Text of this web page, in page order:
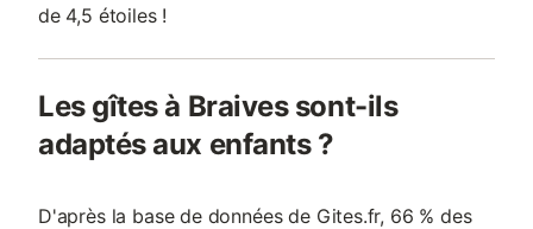
de 4,5 étoiles !
Les gîtes à Braives sont-ils
adaptés aux enfants ?
D'après la base de données de Gites.fr, 66 % des